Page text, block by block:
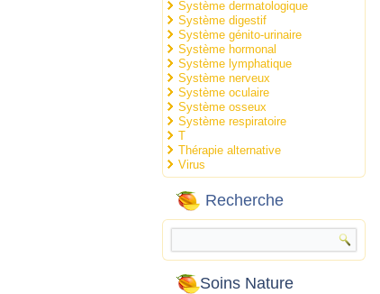
Système dermatologique
Système digestif
Système génito-urinaire
Système hormonal
Système lymphatique
Système nerveux
Système oculaire
Système osseux
Système respiratoire
T
Thérapie alternative
Virus
Recherche
Soins Nature